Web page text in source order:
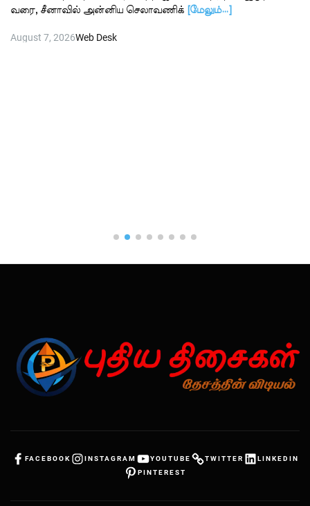
வரை, சீனாவில் அன்னிய செலாவணிக் [மேலும்…]
August 7, 2026Web Desk
FACEBOOK INSTAGRAM YOUTUBE TWITTER
LINKEDIN
PINTEREST